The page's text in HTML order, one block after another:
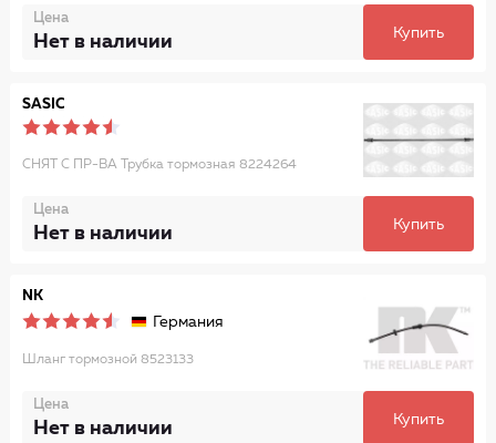
Цена
Нет в наличии Купить
SASIC
СНЯТ С ПР-ВА Трубка тормозная 8224264
Цена
Нет в наличии Купить
NK
Германия
Шланг тормозной 8523133
Цена
Нет в наличии Купить